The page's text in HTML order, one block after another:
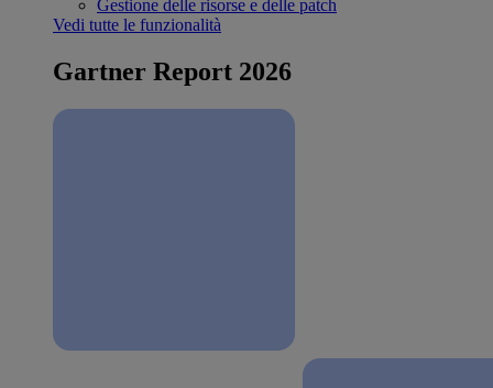
Gestione delle risorse e delle patch
Vedi tutte le funzionalità
Gartner Report 2026